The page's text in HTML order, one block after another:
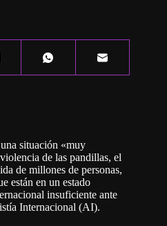
situación «muy
de las pandillas, el
de millones de personas,
están en un estado
insuficiente ante
Internacional (AI).